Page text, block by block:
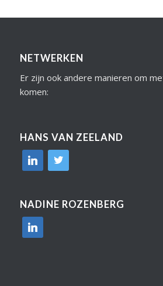
NETWERKEN
Er zijn ook andere manieren om
komen:
HANS VAN ZEELAND
linkedin
twitter
NADINE ROZENBERG
linkedin